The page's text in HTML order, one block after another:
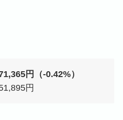
円（-0.42%）
円